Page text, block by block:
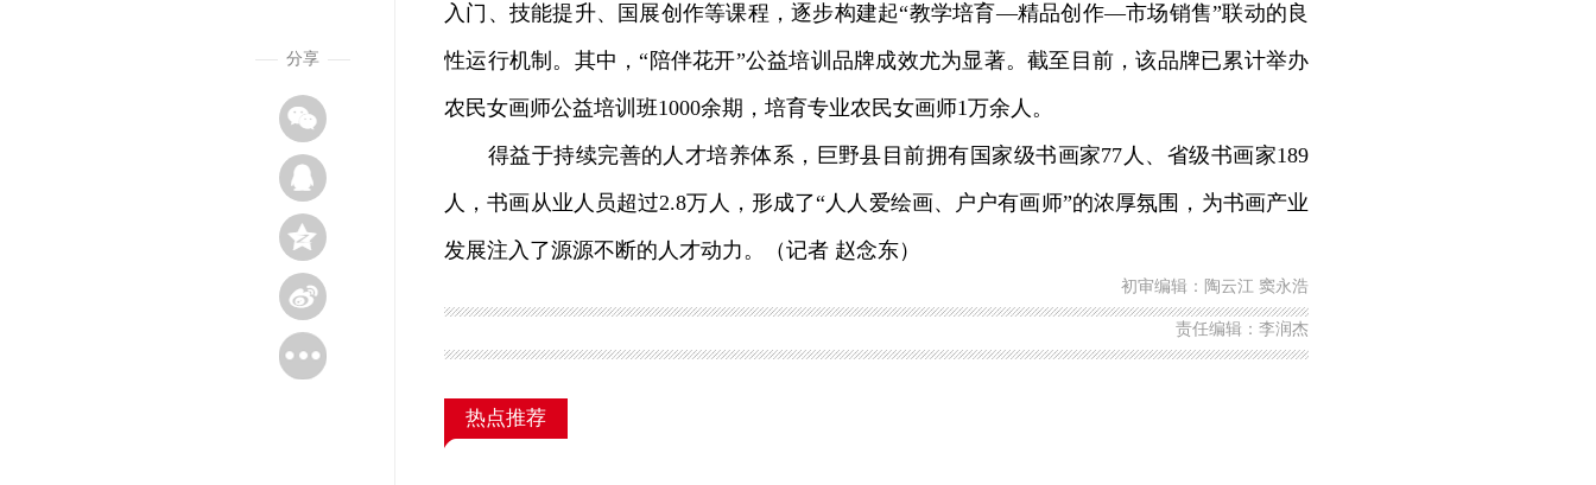
分享
入门、技能提升、国展创作等课程，逐步构建起“教学培育—精品创作—市场销售”联动的良
性运行机制。其中，“陪伴花开”公益培训品牌成效尤为显著。截至目前，该品牌已累计举办
农民女画师公益培训班1000余期，培育专业农民女画师1万余人。
得益于持续完善的人才培养体系，巨野县目前拥有国家级书画家77人、省级书画家189
人，书画从业人员超过2.8万人，形成了“人人爱绘画、户户有画师”的浓厚氛围，为书画产业
发展注入了源源不断的人才动力。（记者 赵念东）
初审编辑：陶云江 窦永浩
责任编辑：李润杰
热点推荐